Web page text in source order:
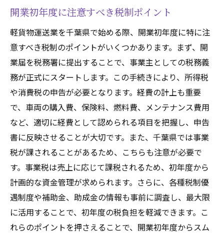
開業初年度に注意すべき税制ポイント
軽貨物運送業を千葉県で始める際、開業初年度に特に注
意すべき税制のポイントがいくつかあります。まず、開
業届を税務署に提出することで、事業主としての税務義
務が正式にスタートします。この手続きにより、所得税
や消費税の申告が必要となります。経費の計上も重要
で、車両の購入費、保険料、燃料費、メンテナンス費用
など、適切に経費として認められる項目を把握し、申告
書に反映させることが大切です。また、千葉県では事業
税が課されることがあるため、こちらも注意が必要で
す。事業税は売上に応じて課税されるため、初年度から
計画的な資金管理が求められます。さらに、各種税制優
遇制度や補助金、助成金の情報も事前に調査し、最大限
に活用することで、初年度の税負担を軽減できます。こ
れらのポイントを押さえることで、開業初年度からスム